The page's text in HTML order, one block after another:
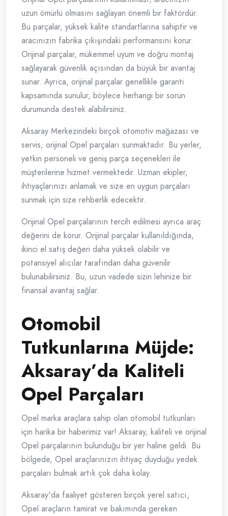
uzun ömürlü olmasını sağlayan önemli bir faktördür.
Bu parçalar, yüksek kalite standartlarına sahiptir ve
aracınızın fabrika çıkışındaki performansını korur.
Orijinal parçalar, mükemmel uyum ve doğru montaj
sağlayarak güvenlik açısından da büyük bir avantaj
sunar. Ayrıca, orijinal parçalar genellikle garanti
kapsamında sunulur, böylece herhangi bir sorun
durumunda destek alabilirsiniz.
Aksaray Merkezindeki birçok otomotiv mağazası ve
servis, orijinal Opel parçaları sunmaktadır. Bu yerler,
yetkin personeli ve geniş parça seçenekleri ile
müşterilerine hizmet vermektedir. Uzman ekipler,
ihtiyaçlarınızı anlamak ve size en uygun parçaları
sunmak için size rehberlik edecektir.
Orijinal Opel parçalarının tercih edilmesi ayrıca araç
değerini de korur. Orijinal parçalar kullanıldığında,
ikinci el satış değeri daha yüksek olabilir ve
potansiyel alıcılar tarafından daha güvenilir
bulunabilirsiniz. Bu, uzun vadede sizin lehinize bir
finansal avantaj sağlar.
Otomobil
Tutkunlarına Müjde:
Aksaray’da Kaliteli
Opel Parçaları
Opel marka araçlara sahip olan otomobil tutkunları
için harika bir haberimiz var! Aksaray, kaliteli ve orijinal
Opel parçalarının bulunduğu bir yer haline geldi. Bu
bölgede, Opel araçlarınızın ihtiyaç duyduğu yedek
parçaları bulmak artık çok daha kolay.
Aksaray'da faaliyet gösteren birçok yerel satıcı,
Opel araçların tamirat ve bakımında gereken